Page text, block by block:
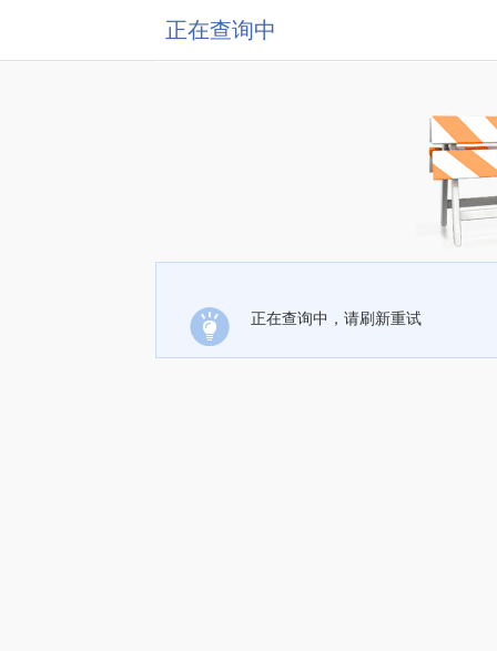
正在查询中
正在查询中，请刷新重试